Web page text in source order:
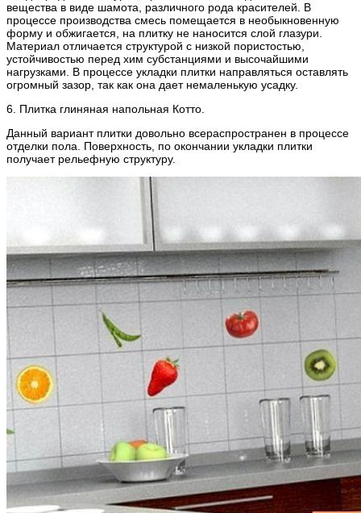
вещества в виде шамота, различного рода красителей. В
процессе производства смесь помещается в необыкновенную
форму и обжигается, на плитку не наносится слой глазури.
Материал отличается структурой с низкой пористостью,
устойчивостью перед хим субстанциями и высочайшими
нагрузками. В процессе укладки плитки направляться оставлять
огромный зазор, так как она дает немаленькую усадку.
6. Плитка глиняная напольная Котто.
Данный вариант плитки довольно всераспространен в процессе
отделки пола. Поверхность, по окончании укладки плитки
получает рельефную структуру.